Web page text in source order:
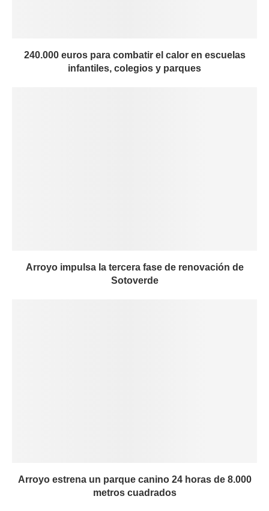
240.000 euros para combatir el calor en escuelas
infantiles, colegios y parques
Arroyo impulsa la tercera fase de renovación de
Sotoverde
Arroyo estrena un parque canino 24 horas de 8.000
metros cuadrados